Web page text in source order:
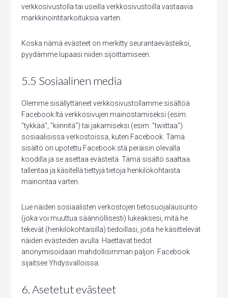
verkkosivustolla tai useilla verkkosivustoilla vastaavia
markkinointitarkoituksia varten.
Koska nämä evästeet on merkitty seurantaevästeiksi,
pyydämme lupaasi niiden sijoittamiseen.
5.5 Sosiaalinen media
Olemme sisällyttäneet verkkosivustollamme sisältöä
Facebook:ltä verkkosivujen mainostamiseksi (esim.
"tykkää", "kiinnitä") tai jakamiseksi (esim. "twiittaa")
sosiaalisissa verkostoissa, kuten Facebook. Tämä
sisältö on upotettu Facebook:stä peräisin olevalla
koodilla ja se asettaa evästeitä. Tämä sisältö saattaa
tallentaa ja käsitellä tiettyjä tietoja henkilökohtaista
mainontaa varten.
Lue näiden sosiaalisten verkostojen tietosuojalausunto
(joka voi muuttua säännöllisesti) lukeaksesi, mitä he
tekevät (henkilökohtaisilla) tiedoillasi, joita he käsittelevät
näiden evästeiden avulla. Haettavat tiedot
anonymisoidaan mahdollisimman paljon. Facebook
sijaitsee Yhdysvalloissa.
6. Asetetut evästeet